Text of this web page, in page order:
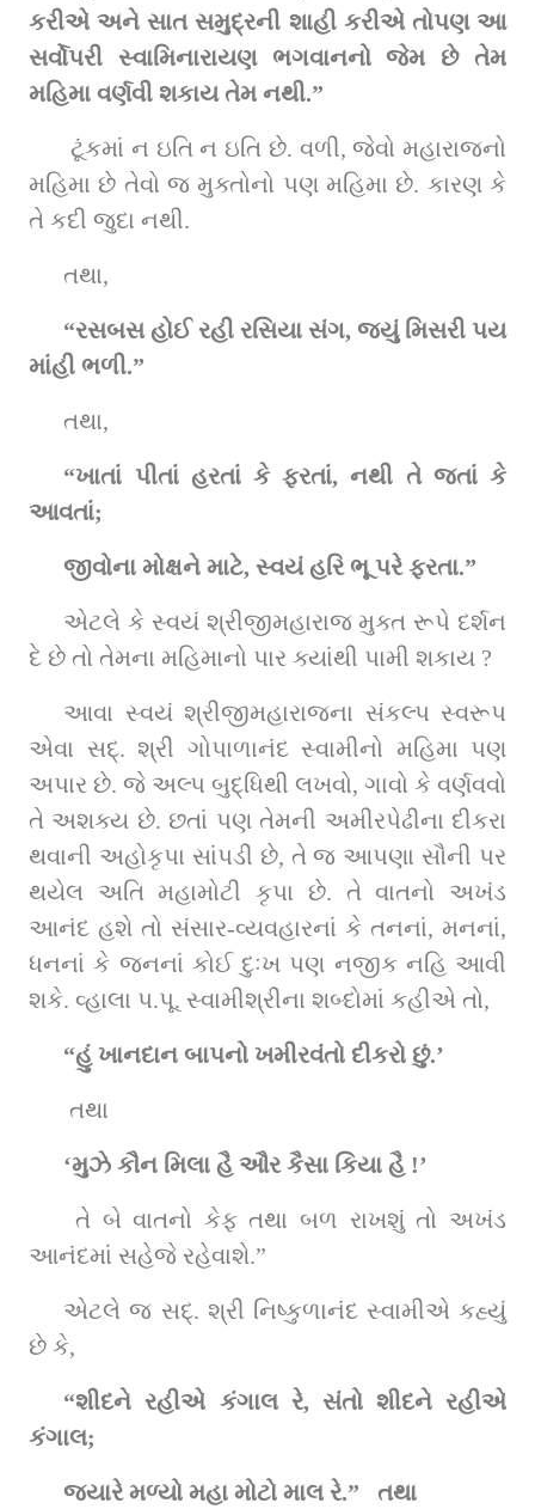
કરીએ અને સાત સમુદ્રની શાહી કરીએ તોપણ આ
સર્વોપરી સ્વામિનારાયણ ભગવાનનો જેમ છે તેમ
મહિમા વર્ણવી શકાય તેમ નથી.”
મહિમા છે તેવો જ મુક્તોનો પણ મહિમા છે. કારણ કે
તે કદી જુદા નથી.
તથા,
“રસબસ હોઈ રહી રસિયા સંગ, જ્યું મિસરી પય
માંહી ભળી.”
તથા,
“ખાતાં પીતાં હરતાં કે ફરતાં, નથી તે જતાં કે
આવતાં;
જીવોના મોક્ષને માટે, સ્વયં હરિ ભૂ પરે ફરતા.”
એટલે કે સ્વયં શ્રીજીમહારાજ મુક્ત રૂપે દર્શન
દે છે તો તેમના મહિમાનો પાર ક્યાંથી પામી શકાય ?
આવા સ્વયં શ્રીજીમહારાજના સંકલ્પ સ્વરૂપ
એવા સદ્‌. શ્રી ગોપાળાનંદ સ્વામીનો મહિમા પણ
અપાર છે. જે અલ્પ બુદ્ધિથી લખવો, ગાવો કે વર્ણવવો
તે અશક્ય છે. છતાં પણ તેમની અમીરપેઢીના દીકરા
થવાની અહોકૃપા સાંપડી છે, તે જ આપણા સૌની પર
થયેલ અતિ મહામોટી કૃપા છે. તે વાતનો અખંડ
આનંદ હશે તો સંસાર-વ્યવહારનાં કે તનનાં, મનનાં,
ધનનાં કે જનનાં કોઈ દુઃખ પણ નજીક નહિ આવી
શકે. વ્હાલા પ.પૂ. સ્વામીશ્રીના શબ્દોમાં કહીએ તો,
“હું ખાનદાન બાપનો ખમીરવંતો દીકરો છું.’
તથા
‘મુઝે કૌન મિલા હૈ ઔર કૈસા કિયા હૈ !’
આનંદમાં સહેજે રહેવાશે.”
એટલે જ સદ્‌. શ્રી નિષ્કુળાનંદ સ્વામીએ કહ્યું
છે કે,
“શીદને રહીએ કંગાલ રે, સંતો શીદને રહીએ
કંગાલ;
જ્યારે મળ્યો મહા મોટો માલ રે.”   તથા